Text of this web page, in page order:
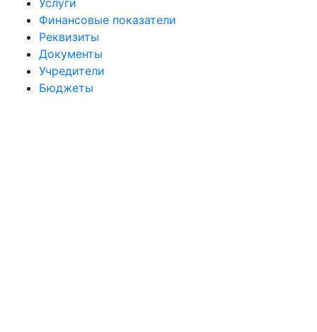
Услуги
Финансовые показатели
Реквизиты
Документы
Учредители
Бюджеты